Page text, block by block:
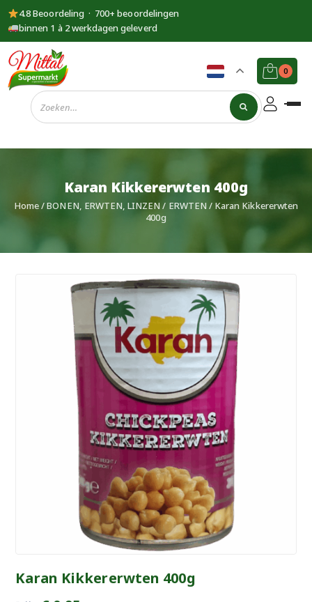
4.8 Beoordeling · 700+ beoordelingen
binnen 1 à 2 werkdagen geleverd
Supermarkt
Mittal
0
Karan Kikkererwten 400g
Home/BONEN, ERWTEN, LINZEN/ ERWTEN / Karan Kikkererwten
400g
Karan Kikkererwten 400g